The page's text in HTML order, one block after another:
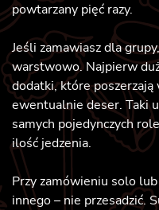
powtarzany pięć razy.
Jeśli zamawiasz dla
warstwowo. Najpierw
dodatki, które poszerzają
ewentualnie deser. Taki
samych pojedynczych
ilość jedzenia.
Przy zamówieniu solo
innego – nie przesadzić.